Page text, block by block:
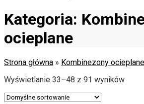
Kategoria:
ocieplane
Strona główna » Kombinezony ocieplane
Wyświetlanie 33–48 z 91 wyników